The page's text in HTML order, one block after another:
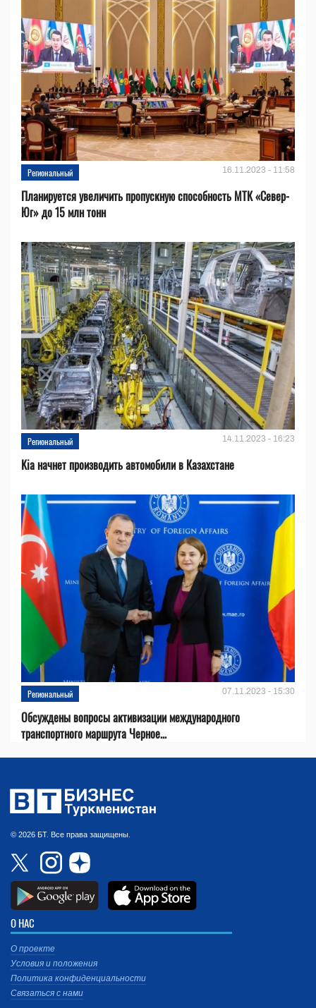
Региональный 16.11.2023 - 11:58
Планируется увеличить пропускную способность МТК «Север-
Юг» до 15 млн тонн
Региональный 14.11.2023 - 16:23
Kia начнет производить автомобили в Казахстане
Региональный 07.11.2023 - 15:30
Обсуждены вопросы активизации международного
транспортного маршрута Черное...
© 2026 БТ. Все права защищены.
О НАС
О проекте
Условия и положения
Политика конфиденциальности
Связаться с нами